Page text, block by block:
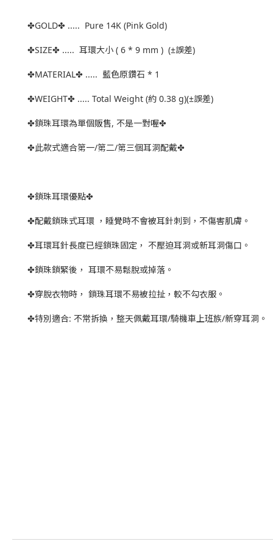
✤GOLD✤ ..... Pure 14K (Pink Gold)
✤SIZE✤ ..... 耳環大小 ( 6 * 9 mm ) (±誤差)
✤MATERIAL✤ ..... 藍色原鑽石 * 1
✤WEIGHT✤ ..... Total Weight (約 0.38 g)(±誤差)
✤鎖珠耳環為單個販售, 不是一對喔✤
✤此款式適合第一/第二/第三個耳洞配戴✤
✤鎖珠耳環優點✤
✤配戴鎖珠式耳環 ，睡覺時不會被耳針刺到，不傷害肌膚。
✤耳環耳針長度已經鎖珠固定， 不壓迫耳洞或新耳洞傷口。
✤鎖珠鎖緊後， 耳環不易鬆脫或掉落。
✤穿脫衣物時， 鎖珠耳環不易被拉扯，較不勾衣服。
✤特別適合: 不常拆換，整天佩戴耳環/騎機車上班族/新穿耳洞。